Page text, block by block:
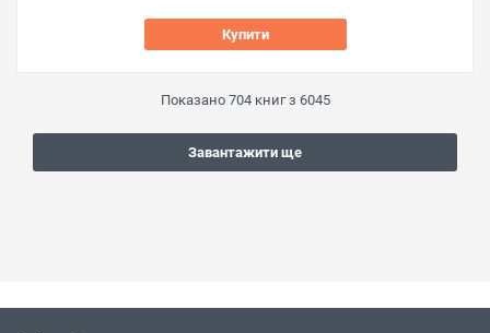
Купити
Показано 704книг з 6045
Завантажити ще